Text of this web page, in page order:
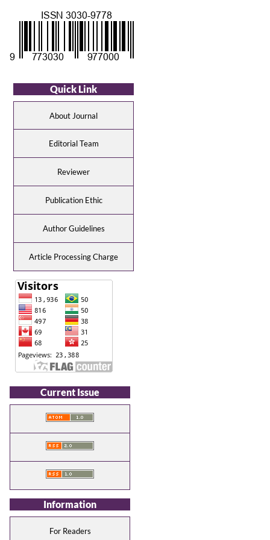
Quick Link
About Journal
Editorial Team
Reviewer
Publication Ethic
Author Guidelines
Article Processing Charge
Current Issue
Information
For Readers